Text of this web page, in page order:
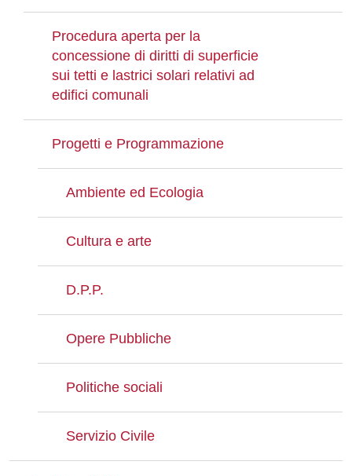
Procedura aperta per la
concessione di diritti di superficie
sui tetti e lastrici solari relativi ad
edifici comunali
Progetti e Programmazione
Ambiente ed Ecologia
Cultura e arte
D.P.P.
Opere Pubbliche
Politiche sociali
Servizio Civile